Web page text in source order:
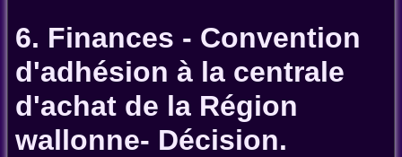
6. Finances - Convention
d'adhésion à la centrale
d'achat de la Région
wallonne- Décision.